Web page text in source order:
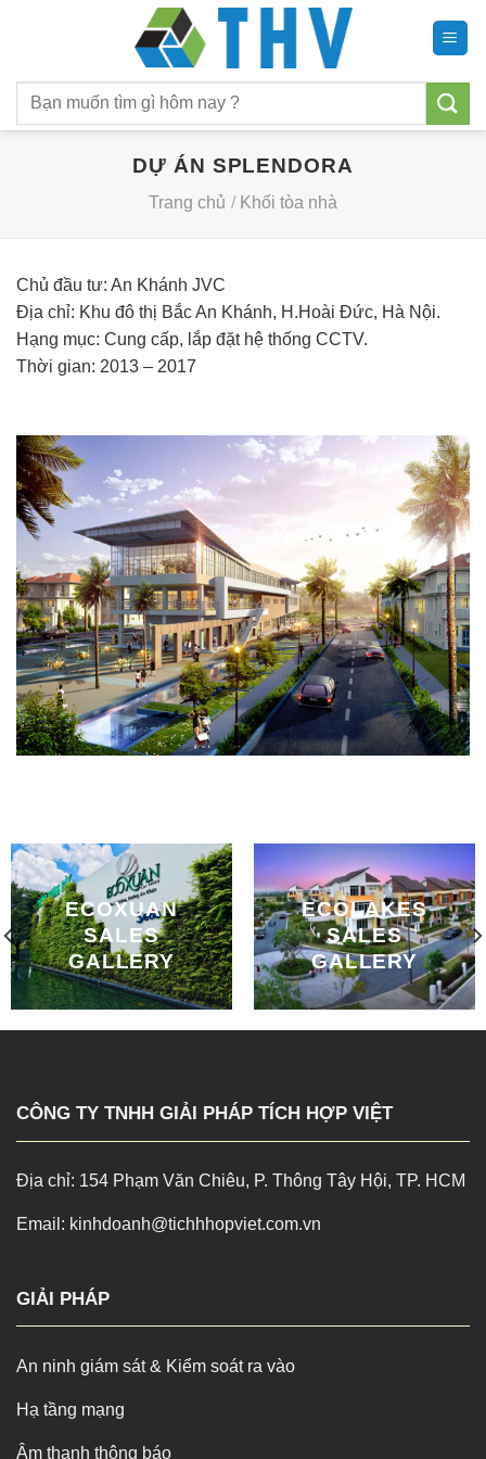
dung
Tìm
DỰ ÁN SPLENDORA
Trang chủ / Khối tòa nhà
Chủ đầu tư: An Khánh JVC
Địa chỉ: Khu đô thị Bắc An Khánh, H.Hoài Đức, Hà Nội.
Hạng mục: Cung cấp, lắp đặt hệ thống CCTV.
Thời gian: 2013 – 2017
ECOXUAN
SALES
GALLERY
ECOLAKES
SALES
GALLERY
CÔNG TY TNHH GIẢI PHÁP TÍCH HỢP VIỆT
Địa chỉ: 154 Phạm Văn Chiêu, P. Thông Tây Hội, TP. HCM
Email: kinhdoanh@tichhhopviet.com.vn
GIẢI PHÁP
An ninh giám sát & Kiểm soát ra vào
Hạ tầng mạng
Âm thanh thông báo